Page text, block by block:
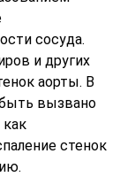
сосуда.
и других
аорты. В
вызвано
стенок